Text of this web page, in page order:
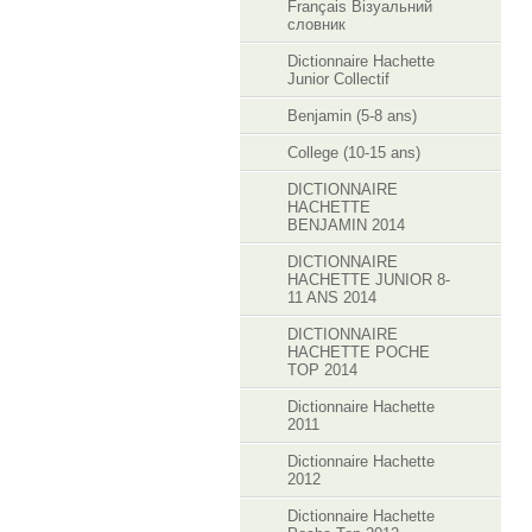
Français Візуальний
словник
Dictionnaire Hachette
Junior Collectif
Benjamin (5-8 ans)
College (10-15 ans)
DICTIONNAIRE
HACHETTE
BENJAMIN 2014
DICTIONNAIRE
HACHETTE JUNIOR 8-
11 ANS 2014
DICTIONNAIRE
HACHETTE POCHE
TOP 2014
Dictionnaire Hachette
2011
Dictionnaire Hachette
2012
Dictionnaire Hachette